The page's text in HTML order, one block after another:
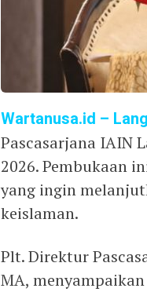
Wartanusa.id –
Pascasarjana IAIN
2026. Pembukaan
yang ingin
keislaman.
Plt. Direktur
MA,